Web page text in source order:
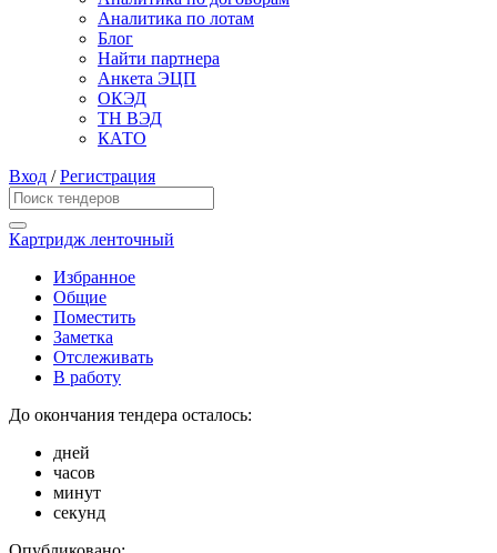
Аналитика по лотам
Блог
Найти партнера
Анкета ЭЦП
ОКЭД
ТН ВЭД
КАТО
Вход /Регистрация
Картридж ленточный
Избранное
Общие
Поместить
Заметка
Отслеживать
В работу
До окончания тендера осталось:
дней
часов
минут
секунд